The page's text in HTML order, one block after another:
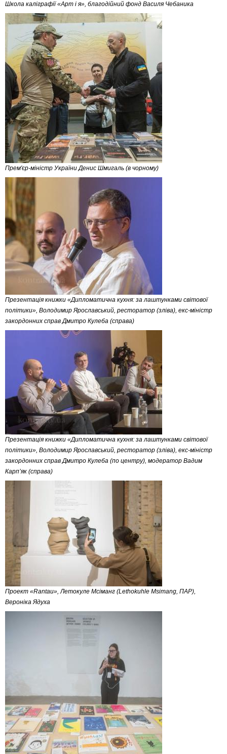
Школа каліграфії «Арт і я», благодійний фонд Василя Чебаника
Прем'єр-міністр України Денис Шмигаль (в чорному)
Презентація книжки «Дипломатична кухня: за лаштунками світової
політики», Володимир Ярославський, ресторатор (зліва), екс-міністр
закордонних справ Дмитро Кулеба (справа)
Презентація книжки «Дипломатична кухня: за лаштунками світової
політики», Володимир Ярославський, ресторатор (зліва), екс-міністр
закордонних справ Дмитро Кулеба (по центру), модератор Вадим
Карпʼяк (справа)
Проект «Rantau», Летокуле Мсіманг (Lethokuhle Msimang, ПАР),
Вероніка Ядуха